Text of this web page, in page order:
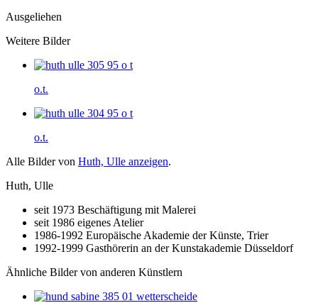
Ausgeliehen
Weitere Bilder
o.t.
o.t.
Alle Bilder von Huth, Ulle anzeigen.
Huth, Ulle
seit 1973 Beschäftigung mit Malerei
seit 1986 eigenes Atelier
1986-1992 Europäische Akademie der Künste, Trier
1992-1999 Gasthörerin an der Kunstakademie Düsseldorf
Ähnliche Bilder von anderen Künstlern